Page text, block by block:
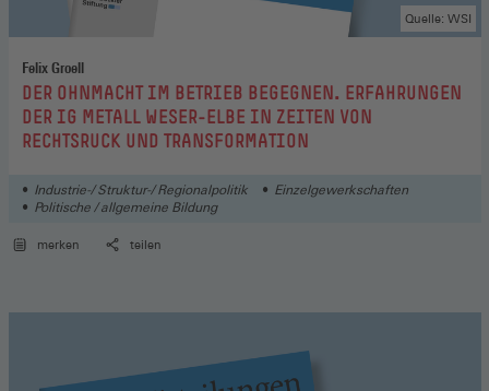
Felix Groell
:DER OHNMACHT IM BETRIEB BEGEGNEN. ERFAHRUNGEN
DER IG METALL WESER-ELBE IN ZEITEN VON
RECHTSRUCK UND TRANSFORMATION
Quelle: WSI
Industrie-/ Struktur-/ Regionalpolitik
Einzelgewerkschaften
Politische / allgemeine Bildung
merken teilen